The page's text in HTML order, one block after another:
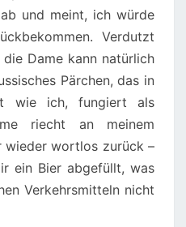
und meint, ich würde
Verdutzt
Dame kann natürlich
Pärchen, das in
wie ich, fungiert als
riecht an meinem
wieder wortlos zurück –
ein Bier abgefüllt, was
Verkehrsmitteln nicht